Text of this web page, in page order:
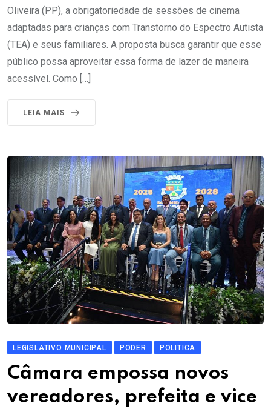
Oliveira (PP), a obrigatoriedade de sessões de cinema
adaptadas para crianças com Transtorno do Espectro Autista
(TEA) e seus familiares. A proposta busca garantir que esse
público possa aproveitar essa forma de lazer de maneira
acessível. Como […]
LEIA MAIS
LEGISLATIVO MUNICIPAL PODER POLITICA
Câmara empossa novos
vereadores, prefeita e vice